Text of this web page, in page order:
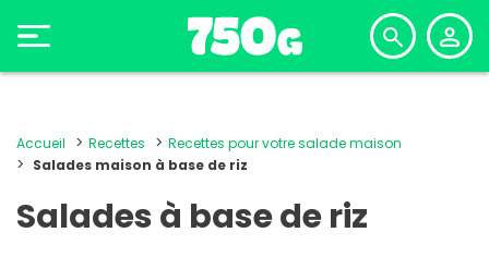
Accueil Recettes
Recettes pour votre salade maison
Salades maison à base de riz
Salades à base de riz